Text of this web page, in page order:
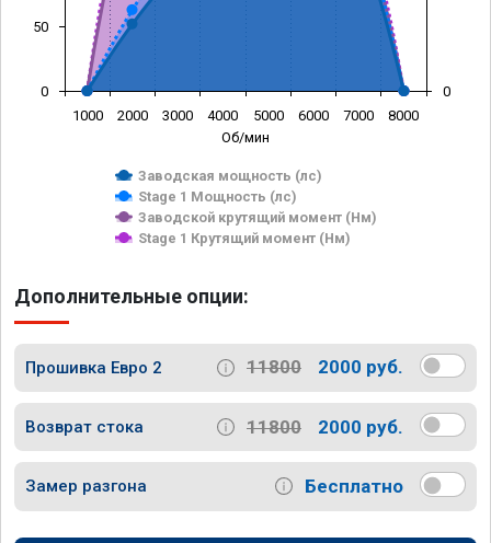
Об/мин
Заводская мощность (лс)
Stage 1 Мощность (лс)
Заводской крутящий момент (Нм)
Stage 1 Крутящий момент (Нм)
1000 2000 3000 4000 5000 6000 7000 8000
0
50
0
Дополнительные опции:
Прошивка Евро 2 11800 2000 руб.
Возврат стока 11800 2000 руб.
Замер разгона Бесплатно